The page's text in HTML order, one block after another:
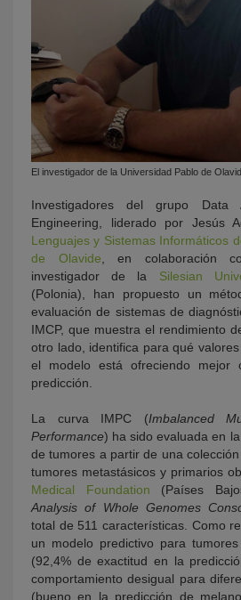
El investigador de la Universidad Pablo de
Investigadores del grupo Data
Engineering, liderado por Jesús
Lenguajes y Sistemas Informáticos
de Olavide , en colaboración
investigador de la Silesian
(Polonia), han propuesto un
evaluación de sistemas de
IMCP, que muestra el rendimiento
otro lado, identifica para qué
el modelo está ofreciendo
predicción.
La curva IMPC (Imbalanced
Performance) ha sido evaluada en
de tumores a partir de una
tumores metastásicos y primarios
Medical Foundation (Países
Analysis of Whole Genomes
total de 511 características. Como
un modelo predictivo para
(92,4% de exactitud en la
comportamiento desigual para
(bueno en la predicción de